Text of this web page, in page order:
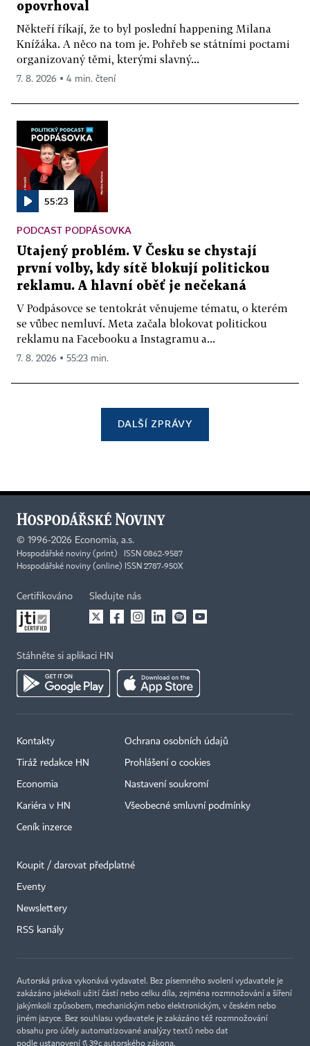
opovrhoval
Někteří říkají, že to byl poslední happening Milana
Knížáka. A něco na tom je. Pohřeb se státními poctami
organizovaný těmi, kterými slavný...
7. 8. 2026 ▪ 4 min. čtení
55:23
PODCAST PODPÁSOVKA
Utajený problém. V Česku se chystají
první volby, kdy sítě blokují politickou
reklamu. A hlavní oběť je nečekaná
V Podpásovce se tentokrát věnujeme tématu, o kterém
se vůbec nemluví. Meta začala blokovat politickou
reklamu na Facebooku a Instagramu a...
7. 8. 2026 ▪ 55:23 min.
DALŠÍ ZPRÁVY
© 1996-2026 Economia, a.s.
Hospodářské noviny (print) ISSN 0862-9587
Hospodářské noviny (online) ISSN 2787-950X
Certifikováno Sledujte nás
Stáhněte si aplikaci HN
Kontakty
Tiráž redakce HN
Economia
Kariéra v HN
Ceník inzerce
Ochrana osobních údajů
Prohlášení o cookies
Nastavení soukromí
Všeobecné smluvní podmínky
Koupit / darovat předplatné
Eventy
Newslettery
RSS kanály
Autorská práva vykonává vydavatel. Bez písemného svolení vydavatele je
zakázáno jakékoli užití částí nebo celku díla, zejména rozmnožování a šíření
jakýmkoli způsobem, mechanickým nebo elektronickým, v českém nebo
jiném jazyce. Bez souhlasu vydavatele je zakázáno též rozmnožování
obsahu pro účely automatizované analýzy textů nebo dat
podle ustanovení § 39c autorského zákona.